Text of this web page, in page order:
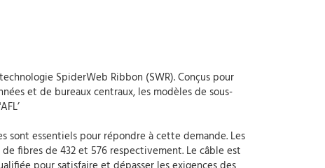
SpiderWeb Ribbon (SWR). Conçus pour
et de bureaux centraux, les modèles de sous-
sont essentiels pour répondre à cette demande. Les
fibres de 432 et 576 respectivement. Le câble est